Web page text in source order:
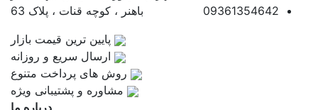
09361354642
باهنر ، کوچه قنات ، پلاک 63
پایین ترین قیمت بازار
ارسال سریع و روزانه
روش های پرداخت متنوع
مشاوره و پشتیبانی ویژه